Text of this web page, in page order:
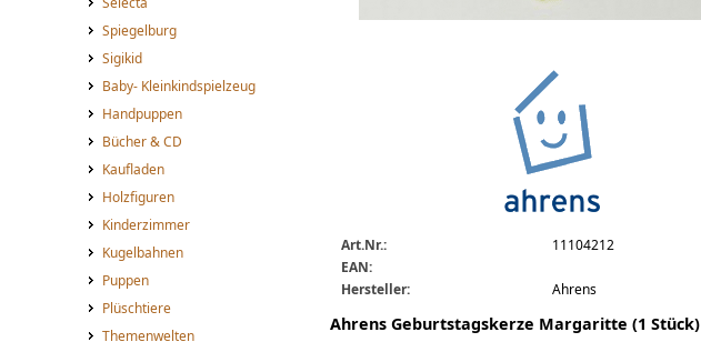
Spiegelburg
Sigikid
Baby- Kleinkindspielzeug
Handpuppen
Bücher & CD
Kaufladen
Holzfiguren
Kinderzimmer
Kugelbahnen
Puppen
Plüschtiere
Themenwelten
Art.Nr.:
11104212
EAN:
Hersteller:
Ahrens
Ahrens Geburtstagskerze Margaritte (1 Stück)